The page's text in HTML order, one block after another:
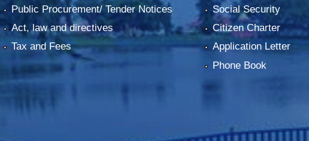
Public Procurement/ Tender Notices
Act, law and directives
Tax and Fees
Social Security
Citizen Charter
Application Letter
Phone Book